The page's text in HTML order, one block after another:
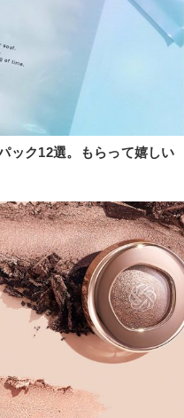
ック12選。もらって嬉しい